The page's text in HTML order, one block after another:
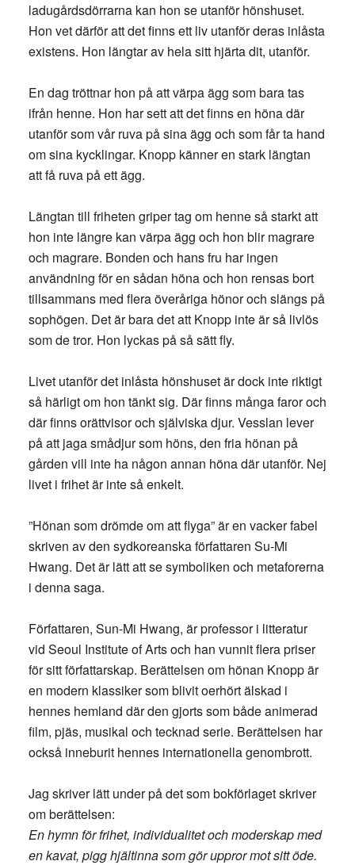
ladugårdsdörrarna kan hon se utanför hönshuset.
Hon vet därför att det finns ett liv utanför deras inlåsta
existens. Hon längtar av hela sitt hjärta dit, utanför.
En dag tröttnar hon på att värpa ägg som bara tas
ifrån henne. Hon har sett att det finns en höna där
utanför som vår ruva på sina ägg och som får ta hand
om sina kycklingar. Knopp känner en stark längtan
att få ruva på ett ägg.
Längtan till friheten griper tag om henne så starkt att
hon inte längre kan värpa ägg och hon blir magrare
och magrare. Bonden och hans fru har ingen
användning för en sådan höna och hon rensas bort
tillsammans med flera överåriga hönor och slängs på
sophögen. Det är bara det att Knopp inte är så livlös
som de tror. Hon lyckas på så sätt fly.
Livet utanför det inlåsta hönshuset är dock inte riktigt
så härligt om hon tänkt sig. Där finns många faror och
där finns orättvisor och själviska djur. Vesslan lever
på att jaga smådjur som höns, den fria hönan på
gården vill inte ha någon annan höna där utanför. Nej
livet i frihet är inte så enkelt.
”Hönan som drömde om att flyga” är en vacker fabel
skriven av den sydkoreanska författaren Su-Mi
Hwang. Det är lätt att se symboliken och metaforerna
i denna saga.
Författaren, Sun-Mi Hwang, är professor i litteratur
vid Seoul Institute of Arts och han vunnit flera priser
för sitt författarskap. Berättelsen om hönan Knopp är
en modern klassiker som blivit oerhört älskad i
hennes hemland där den gjorts som både animerad
film, pjäs, musikal och tecknad serie. Berättelsen har
också inneburit hennes internationella genombrott.
Jag skriver lätt under på det som bokförlaget skriver
om berättelsen:
En hymn för frihet, individualitet och moderskap med
en kavat, pigg hjältinna som gör uppror mot sitt öde.